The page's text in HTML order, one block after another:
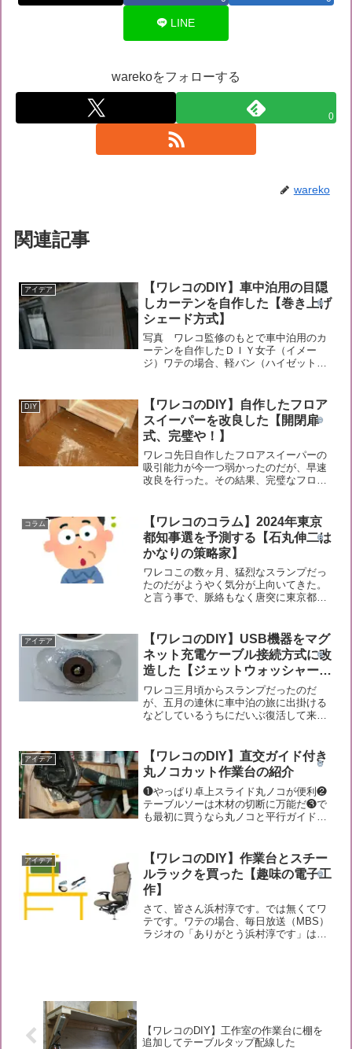
LINE
warekoをフォローする
0
wareko
関連記事
アイデア
【ワレコのDIY】車中泊用の目隠
しカーテンを自作した【巻き上げ
シェード方式】
写真 ワレコ監修のもとで車中泊用のカ
ーテンを自作したＤＩＹ女子（イメー
ジ）ワテの場合、軽バン（ハイゼットカ
下の通り。 荷室に板を敷いてフラット化
し、寝具（布団、枕）を積...
DIY
【ワレコのDIY】自作したフロア
スイーパーを改良した【開閉扉
式、完璧や！】
ワレコ先日自作したフロアスイーパーの
吸引能力が今一つ弱かったのだが、早速
改良を行った。その結果、完璧なフロア
と思う。では本題に入ろう。フロアスイ
ーパーの改良作業前回作成...
コラム
【ワレコのコラム】2024年東京
都知事選を予測する【石丸伸二は
かなりの策略家】
ワレコこの数ヶ月、猛烈なスランプだっ
たのだがようやく気分が上向いてきた。
と言う事で、脈絡もなく唐突に東京都知
氏に関してワテなりの分析をしてみた。
では本題に入ろう。2...
アイデア
【ワレコのDIY】USB機器をマグ
ネット充電ケーブル接続方式に改
造した【ジェットウォッシャーは
防水加工した】
ワレコ三月頃からスランプだったのだ
が、五月の連休に車中泊の旅に出掛ける
などしているうちにだいぶ復活して来
ろう。マグネット式USB充電ケーブルは
超便利ワテお勧めの製品がこ...
アイデア
【ワレコのDIY】直交ガイド付き
丸ノコカット作業台の紹介
❶やっぱり卓上スライド丸ノコが便利❷
テーブルソーは木材の切断に万能だ❸で
も最初に買うなら丸ノコと平行ガイドか
ットを精度良く行うのが難しい。特に長
い材、具体的にはサブロ...
アイデア
【ワレコのDIY】作業台とスチー
ルラックを買った【趣味の電子工
作】
さて、皆さん浜村淳です。では無くてワ
テです。ワテの場合、毎日放送（MBS）
ラジオの「ありがとう浜村淳です」は、
【ワレコのDIY】工作室の作業台に棚を
追加してテーブルタップ配線した